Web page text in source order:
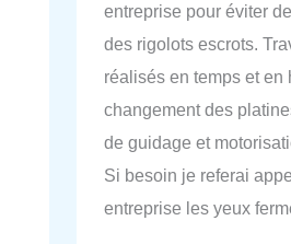
entreprise pour éviter
des rigolots escrots.
réalisés en temps et en
changement des
de guidage et
Si besoin je referai
entreprise les yeux